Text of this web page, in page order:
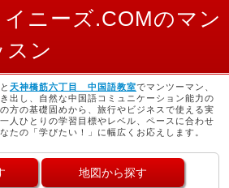
ニーズ.COMのマン
スン
天神橋筋六丁目 中国語教室でマンツーマン、
出し、自然な中国語コミュニケーション能力の
方の基礎固めから、旅行やビジネスで使える実
人ひとりの学習目標やレベル、ペースに合わせ
たの「学びたい！」に幅広くお応えします。
地図から探す